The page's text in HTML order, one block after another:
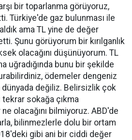
bir toparlanma görüyoruz,
Türkiye'de gaz bulunması ile
ama TL yine de değer
Şunu görüyorum bir kırılganlık
olacağını düşünüyorum. TL
uğradığında bunu bir şekilde
ödemeler dengeniz
değiliz. Belirsizlik çok
sokağa çıkma
ne olacağını bilmiyoruz. ABD'de
bilinmezlerle dolu bir ortam
gibi ani bir ciddi değer